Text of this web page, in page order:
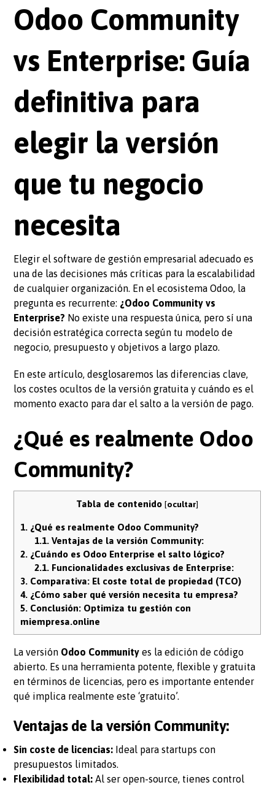
Odoo Community
vs Enterprise: Guía
definitiva para
elegir la versión
que tu negocio
necesita
Elegir el software de gestión empresarial adecuado es
una de las decisiones más críticas para la escalabilidad
de cualquier organización. En el ecosistema Odoo, la
pregunta es recurrente: ¿Odoo Community vs
Enterprise? No existe una respuesta única, pero sí una
decisión estratégica correcta según tu modelo de
negocio, presupuesto y objetivos a largo plazo.
En este artículo, desglosaremos las diferencias clave,
los costes ocultos de la versión gratuita y cuándo es el
momento exacto para dar el salto a la versión de pago.
¿Qué es realmente Odoo
Community?
Tabla de contenido [ocultar]
1. ¿Qué es realmente Odoo Community?
1.1. Ventajas de la versión Community:
2. ¿Cuándo es Odoo Enterprise el salto lógico?
2.1. Funcionalidades exclusivas de Enterprise:
3. Comparativa: El coste total de propiedad (TCO)
4. ¿Cómo saber qué versión necesita tu empresa?
5. Conclusión: Optimiza tu gestión con
miempresa.online
La versión Odoo Community es la edición de código
abierto. Es una herramienta potente, flexible y gratuita
en términos de licencias, pero es importante entender
qué implica realmente este ‘gratuito’.
Ventajas de la versión Community:
Sin coste de licencias: Ideal para startups con
presupuestos limitados.
Flexibilidad total: Al ser open-source, tienes control